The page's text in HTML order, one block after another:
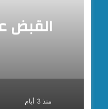
القبض
منذ 3 أيام